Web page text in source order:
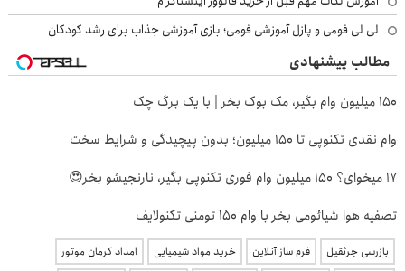
لی لی فومی و پازل آموزشی فومی؛ بازی آموزشی جذاب برای رشد کودکان
مطالب پیشنهادی
150 میلیون وام بگیر، مک بوک بخر | با یک برگ چک
وام نقدی تکنوپی تا ۱۵۰ میلیون؛ بدون پیچیدگی و شرایط سخت
17 میخوای؟ 150 میلیون وام فوری تکنوپی بگیر، نارنجیشو بخر😍
تصفیه هوا شیائومی بخر با وام 150 تومنی تکنولایف
بازرسی جرثقیل فرم ساز آنلاین خرید مواد شیمیایی
امداد کرمان موتور